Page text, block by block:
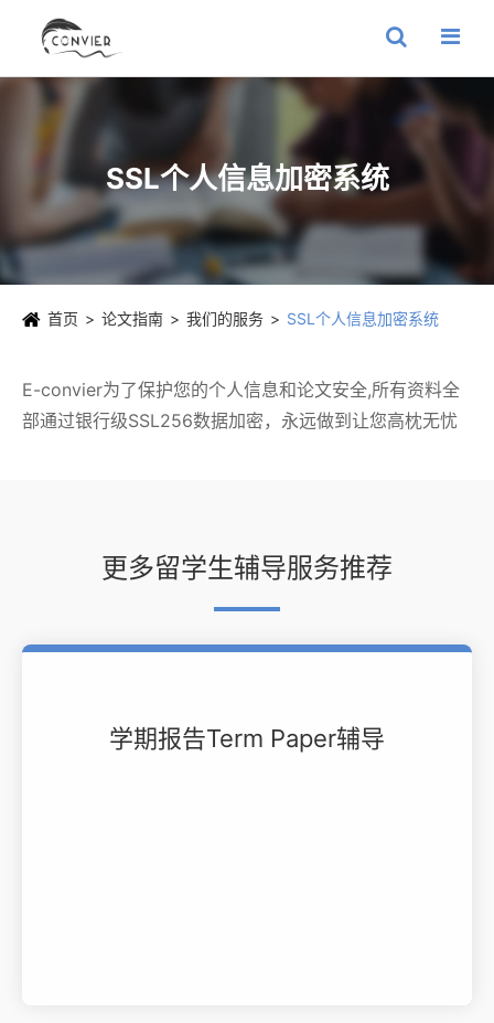
SSL个人信息加密系统
首页 论文指南 我们的服务 SSL个人信息加密系统
E-convier为了保护您的个人信息和论文安全,所有资料全
部通过银行级SSL256数据加密，永远做到让您高枕无忧
更多留学生辅导服务推荐
学期报告Term Paper辅导